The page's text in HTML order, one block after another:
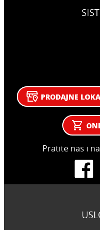
Zlatibor, Srbija
STAMBENO
STAMBENO
PRODAJNE
Pratite nas i